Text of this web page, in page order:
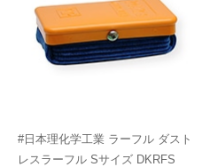
#日本理化学工業 ラーフル ダスト
レスラーフル Sサイズ DKRFS